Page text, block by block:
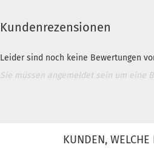
Kundenrezensionen
Leider sind noch keine Bewertungen
Sie müssen angemeldet sein um eine
KUNDEN, WELCHE